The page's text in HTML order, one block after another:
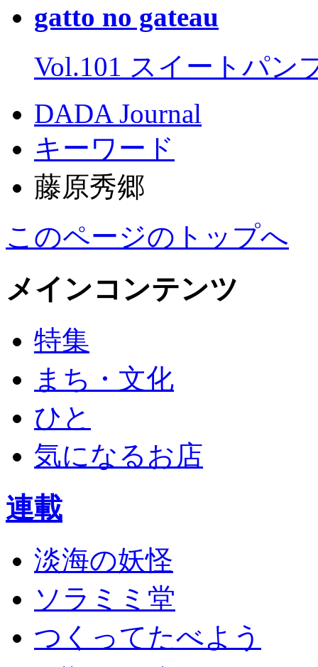
gatto no gateau
Vol.101 スイートパン
DADA Journal
キーワード
藤原秀郷
このページのトップへ
メインコンテンツ
特集
まち・文化
ひと
気になるお店
連載
淡海の妖怪
ソラミミ堂
つくってたべよう